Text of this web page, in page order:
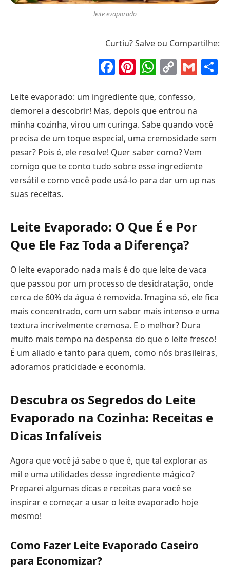
leite evaporado
Curtiu? Salve ou Compartilhe:
Facebook
Pinterest
Copy
Leite evaporado: um ingrediente que, confesso,
demorei a descobrir! Mas, depois que entrou na
minha cozinha, virou um curinga. Sabe quando você
precisa de um toque especial, uma cremosidade sem
pesar? Pois é, ele resolve! Quer saber como? Vem
comigo que te conto tudo sobre esse ingrediente
versátil e como você pode usá-lo para dar um up nas
suas receitas.
Leite Evaporado: O Que É e Por
Que Ele Faz Toda a Diferença?
O leite evaporado nada mais é do que leite de vaca
que passou por um processo de desidratação, onde
cerca de 60% da água é removida. Imagina só, ele fica
mais concentrado, com um sabor mais intenso e uma
textura incrivelmente cremosa. E o melhor? Dura
muito mais tempo na despensa do que o leite fresco!
É um aliado e tanto para quem, como nós brasileiras,
adoramos praticidade e economia.
Descubra os Segredos do Leite
Evaporado na Cozinha: Receitas e
Dicas Infalíveis
Agora que você já sabe o que é, que tal explorar as
mil e uma utilidades desse ingrediente mágico?
Preparei algumas dicas e receitas para você se
inspirar e começar a usar o leite evaporado hoje
mesmo!
Como Fazer Leite Evaporado Caseiro
para Economizar?